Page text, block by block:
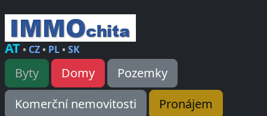
AT• CZ• PL•SK
Byty Domy
Pozemky
Komerční nemovitosti
Pronájem